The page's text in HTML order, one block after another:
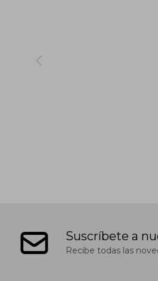
Suscríbete a
Recibe todas las